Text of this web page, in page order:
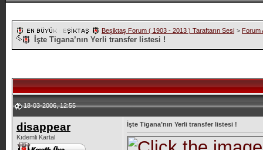
Beşiktaş Forum ( 1903 - 2013 ) Taraftarın Sesi > Forum
İşte Tigana’nın Yerli transfer listesi !
18-03-2006, 12:55
disappear
Kıdemli Kartal
İşte Tigana’nın Yerli transfer listesi !